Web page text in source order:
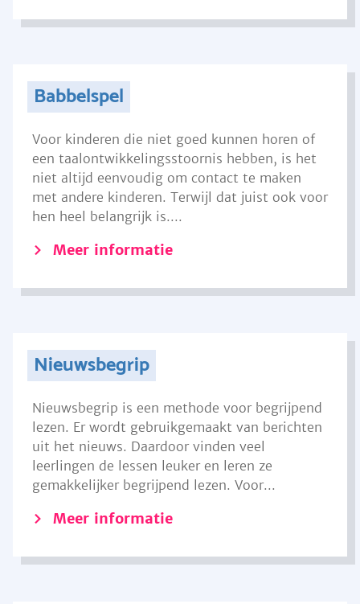
Babbelspel
Voor kinderen die niet goed kunnen horen of
een taalontwikkelingsstoornis hebben, is het
niet altijd eenvoudig om contact te maken
met andere kinderen. Terwijl dat juist ook voor
hen heel belangrijk is....
Meer informatie
Nieuwsbegrip
Nieuwsbegrip is een methode voor begrijpend
lezen. Er wordt gebruikgemaakt van berichten
uit het nieuws. Daardoor vinden veel
leerlingen de lessen leuker en leren ze
gemakkelijker begrijpend lezen. Voor...
Meer informatie